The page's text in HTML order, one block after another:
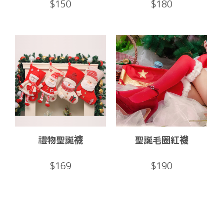
$150
$180
禮物聖誕襪
$169
聖誕毛圈紅襪
$190